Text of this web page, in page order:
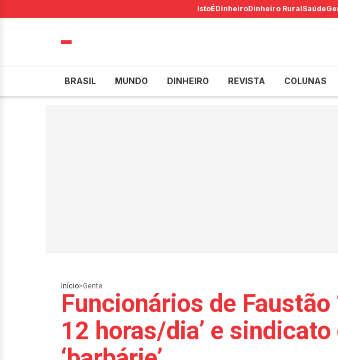
IstoÉDinheiroDinheiro RuralSaúde
BRASIL MUNDO DINHEIRO REVISTA COLUNAS
Início>Gente
Funcionários de Faustão
12 horas/dia’ e